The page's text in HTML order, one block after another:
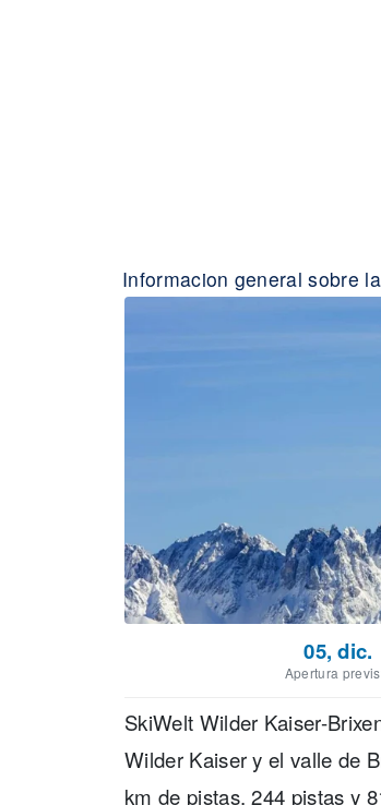
Informacion general sobre
05, dic.
Apertura
SkiWelt Wilder Kaiser-
Wilder Kaiser y el valle de
km de pistas, 244 pistas y